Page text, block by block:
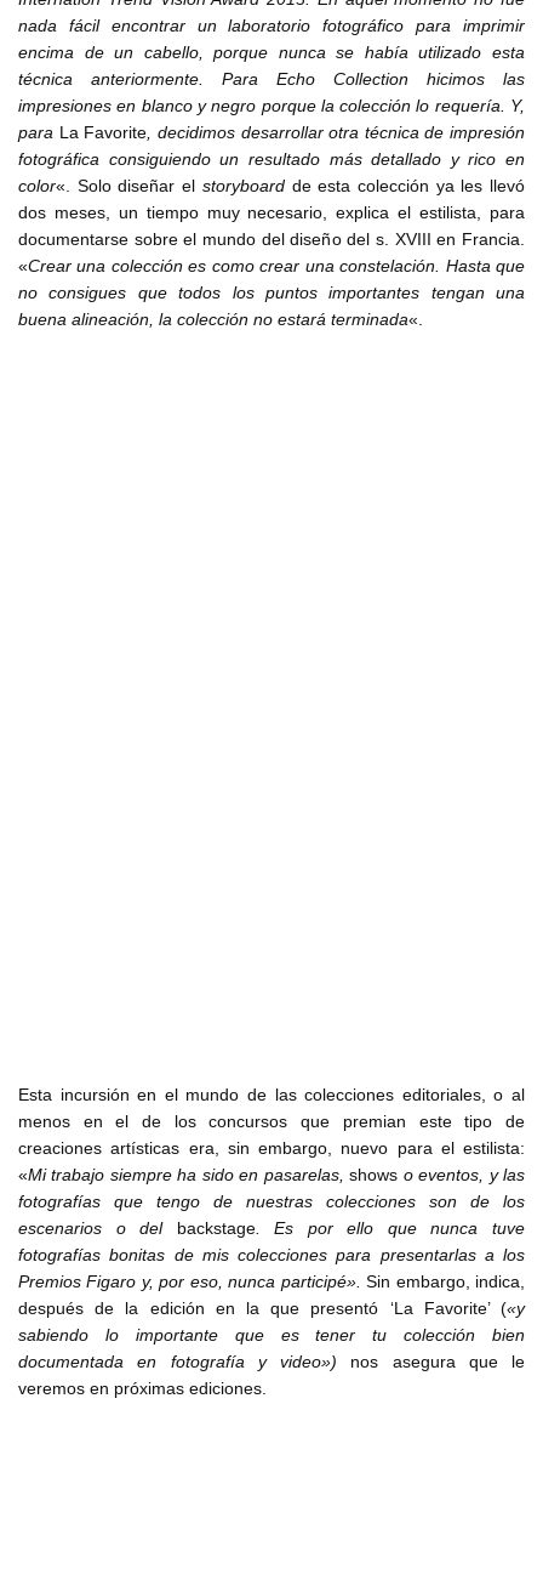
nada fácil encontrar un laboratorio fotográfico para imprimir
encima de un cabello, porque nunca se había utilizado esta
técnica anteriormente. Para Echo Collection hicimos las
impresiones en blanco y negro porque la colección lo requería. Y,
para La Favorite , decidimos desarrollar otra técnica de impresión
fotográfica consiguiendo un resultado más detallado y rico en
color«. Solo diseñar el storyboardde esta colección ya les llevó
dos meses, un tiempo muy necesario, explica el estilista, para
documentarse sobre el mundo del diseño del s. XVIII en Francia.
«Crear una colección es como crear una constelación. Hasta que
no consigues que todos los puntos importantes tengan una
buena alineación, la colección no estará terminada«.
Esta incursión en el mundo de las colecciones editoriales, o al
menos en el de los concursos que premian este tipo de
creaciones artísticas era, sin embargo, nuevo para el estilista:
«Mi trabajo siempre ha sido en pasarelas,shows o eventos, y las
fotografías que tengo de nuestras colecciones son de los
escenarios o del
backstage. Es por ello que nunca tuve
fotografías bonitas de mis colecciones para presentarlas a los
Premios Figaro y, por eso, nunca participé».Sin embargo, indica,
después de la edición en la que presentó ‘La Favorite’ («y
sabiendo lo importante que es tener tu colección bien
documentada en fotografía y video») nos asegura que le
veremos en próximas ediciones.